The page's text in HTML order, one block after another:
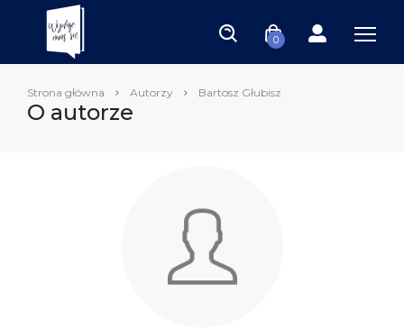
0
Strona główna Autorzy Bartosz Głubisz
O autorze